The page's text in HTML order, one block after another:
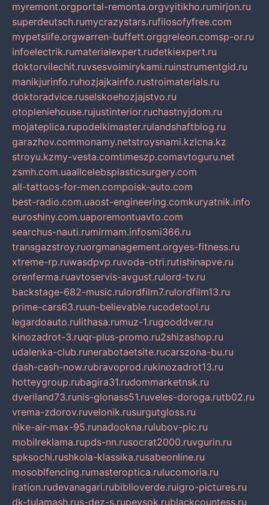
myremont.orgportal-remonta.orgvyitikho.rumirjon.ru
superdeutsch.rumycrazystars.rufilosofyfree.com
mypetslife.orgwarren-buffett.orggreleon.comsp-or.ru
infoelectrik.rumaterialexpert.rudetkiexpert.ru
doktorvilechit.ruvsesvoimirykami.ruinstrumentgid.ru
manikjurinfo.ruhozjajkainfo.rustroimaterials.ru
doktoradvice.ruselskoehozjajstvo.ru
otopleniehouse.rujustinterior.ruchastnyjdom.ru
mojateplica.rupodelkimaster.rulandshaftblog.ru
garazhov.commonamy.netstroysnami.kzlcna.kz
stroyu.kzmy-vesta.comtimeszp.comavtoguru.net
zsmh.com.uaallcelebsplasticsurgery.com
all-tattoos-for-men.compoisk-auto.com
best-radio.com.uaost-engineering.comkuryatnik.info
euroshiny.com.uaporemontuavto.com
searchus-nauti.rumirmam.infosmi366.ru
transgazstroy.ruorgmanagement.orgyes-fitness.ru
xtreme-rp.ruwasdpvp.ruvoda-otri.rutishinapve.ru
orenferma.ruavtoservis-avgust.rulord-tv.ru
backstage-682-music.rulordfilm7.rulordfilm13.ru
prime-cars63.ruun-believable.rucodetool.ru
legardoauto.rulithasa.rumuz-1.rugooddver.ru
kinozadrot-3.ruqr-plus-promo.ru2shizashop.ru
udalenka-club.runerabotaetsite.rucarszona-bu.ru
dash-cash-now.rubravoprod.rukinozadrot13.ru
hotteygroup.rubagira31.rudommarketnsk.ru
dveriland73.runis-glonass51.ruveles-doroga.rutb02.ru
vrema-zdorov.ruvelonik.rusurgutgloss.ru
nike-air-max-95.runadookna.rulubov-pic.ru
mobilreklama.rupds-nn.rusocrat2000.ruvgurin.ru
spksochi.rushkola-klassika.rusabeonline.ru
mosoblfencing.rumasteroptica.rulucomoria.ru
iration.rudevanagari.rubiblioverde.ruigro-pictures.ru
dk-tulamash.rus-dez-s.rupeysok.rublackcountess.ru